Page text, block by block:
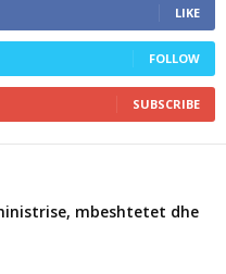
LIKE
FOLLOW
SUBSCRIBE
mbeshtetet dhe